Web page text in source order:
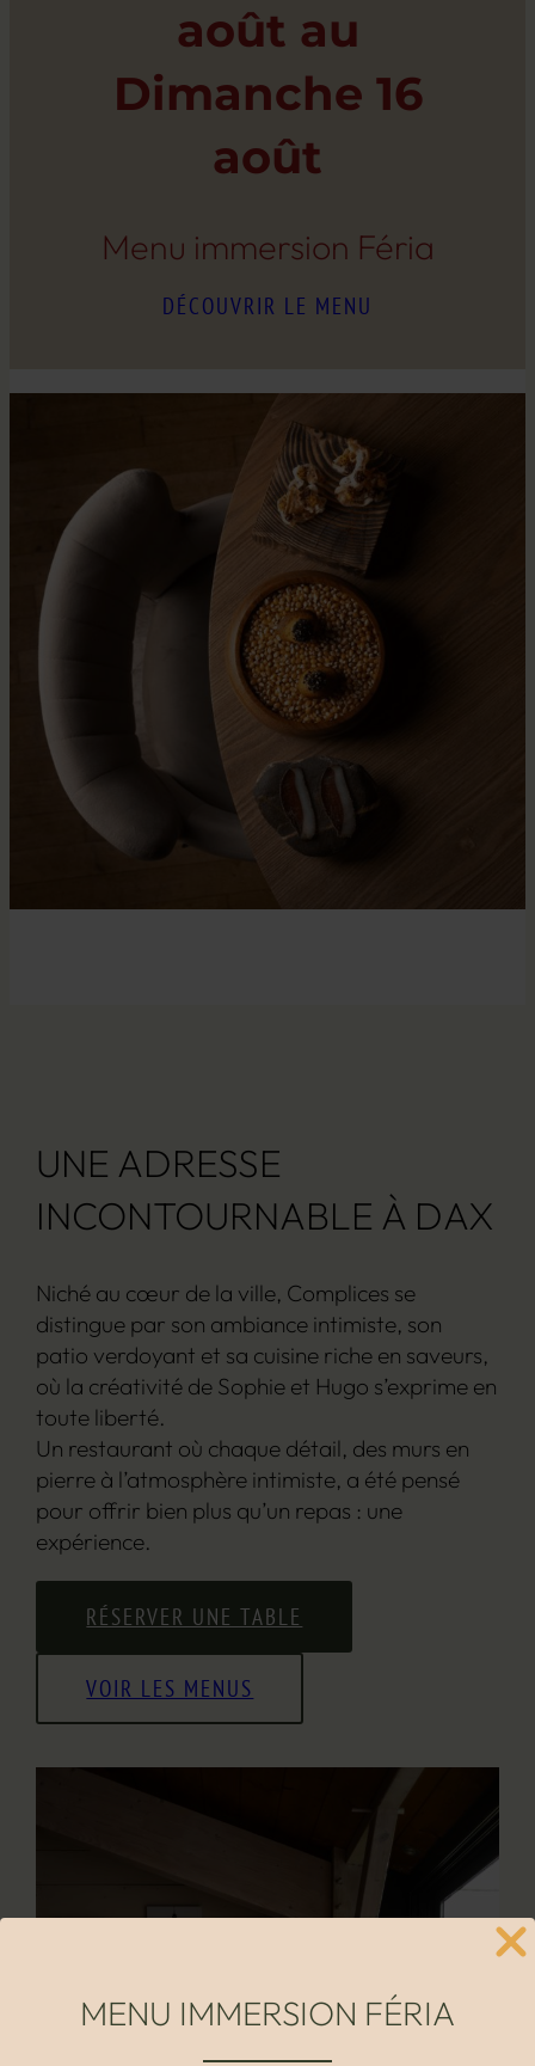
MENU IMMERSION FÉRIA
août au
Dimanche 16
août
Menu immersion Féria
DÉCOUVRIR LE MENU
UNE ADRESSE
INCONTOURNABLE À DAX
Niché au cœur de la ville, Complices se
distingue par son ambiance intimiste, son
patio verdoyant et sa cuisine riche en saveurs,
où la créativité de Sophie et Hugo s’exprime en
toute liberté.
Un restaurant où chaque détail, des murs en
pierre à l’atmosphère intimiste, a été pensé
pour offrir bien plus qu’un repas : une
expérience.
RÉSERVER UNE TABLE
VOIR LES MENUS